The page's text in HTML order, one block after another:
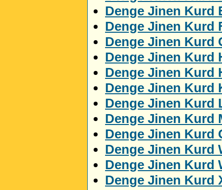
Denge Jinen Kurd
Denge Jinen Kurd
Denge Jinen Kurd
Denge Jinen Kurd
Denge Jinen Kurd
Denge Jinen Kurd
Denge Jinen Kurd
Denge Jinen Kurd
Denge Jinen Kurd
Denge Jinen Kurd
Denge Jinen Kurd
Denge Jinen Kurd